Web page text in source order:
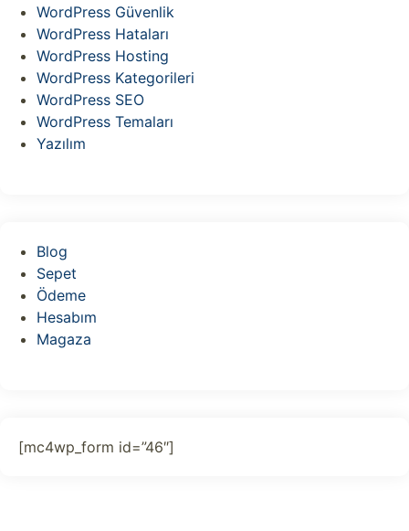
WordPress Güvenlik
WordPress Hataları
WordPress Hosting
WordPress Kategorileri
WordPress SEO
WordPress Temaları
Yazılım
Blog
Sepet
Ödeme
Hesabım
Magaza
[mc4wp_form id=”46″]